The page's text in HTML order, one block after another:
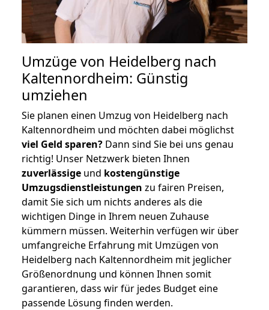
Umzüge von Heidelberg nach
Kaltennordheim: Günstig
umziehen
Sie planen einen Umzug von Heidelberg nach
Kaltennordheim und möchten dabei möglichst
viel Geld sparen? Dann sind Sie bei uns genau
richtig! Unser Netzwerk bieten Ihnen
zuverlässige und kostengünstige
Umzugsdienstleistungen zu fairen Preisen,
damit Sie sich um nichts anderes als die
wichtigen Dinge in Ihrem neuen Zuhause
kümmern müssen. Weiterhin verfügen wir über
umfangreiche Erfahrung mit Umzügen von
Heidelberg nach Kaltennordheim mit jeglicher
Größenordnung und können Ihnen somit
garantieren, dass wir für jedes Budget eine
passende Lösung finden werden.